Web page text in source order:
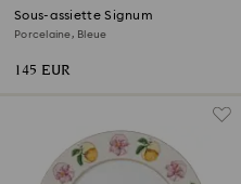
Sous-assiette Signum
Porcelaine, Bleue
145 EUR